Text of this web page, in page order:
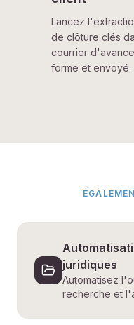
Lancez
de clôture clés
courrier
forme et envoyé.
juridiques
Automatisez
recherche et